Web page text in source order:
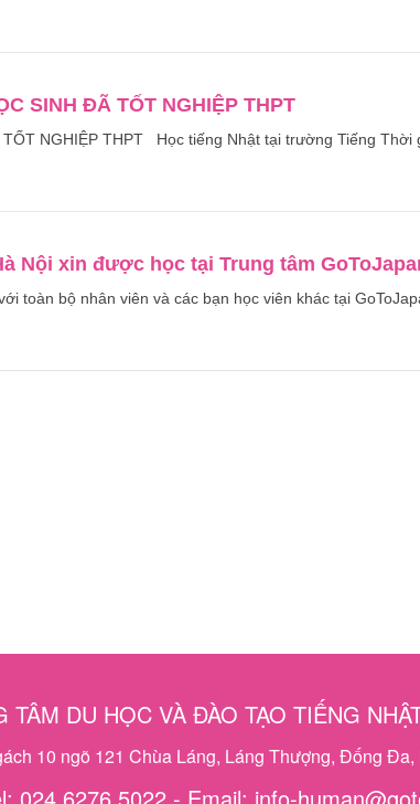
SINH ĐÃ TỐT NGHIỆP THPT
NGHIỆP THPT Học tiếng Nhật tại trường Tiếng Thời
Nội xin được học tại Trung tâm
toàn bộ nhân viên và các bạn học viên khác tại
TÂM DU HỌC VÀ ĐÀO TẠO TIẾNG
10 ngõ 121 Chùa Láng, Láng Thượng, Đống